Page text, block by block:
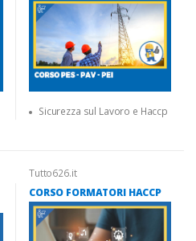
Sicurezza sul Lavoro e Haccp
Tutto626.it
CORSO FORMATORI HACCP